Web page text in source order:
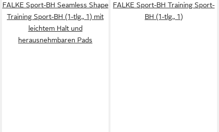
FALKE Sport-BH Seamless Shape
Training Sport-BH (1-tlg., 1) mit
leichtem Halt und
herausnehmbaren Pads
FALKE Sport-BH Training Sport-
BH (1-tlg., 1)